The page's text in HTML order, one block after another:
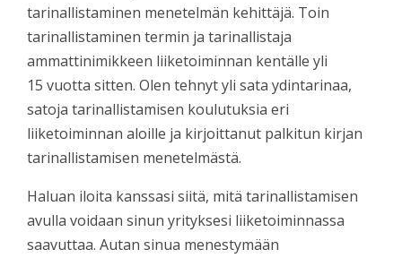
tarinallistaminen menetelmän kehittäjä. Toin
tarinallistaminen termin ja tarinallistaja
ammattinimikkeen liiketoiminnan kentälle yli
15 vuotta sitten. Olen tehnyt yli sata ydintarinaa,
satoja tarinallistamisen koulutuksia eri
liiketoiminnan aloille ja kirjoittanut palkitun kirjan
tarinallistamisen menetelmästä.
Haluan iloita kanssasi siitä, mitä tarinallistamisen
avulla voidaan sinun yrityksesi liiketoiminnassa
saavuttaa. Autan sinua menestymään